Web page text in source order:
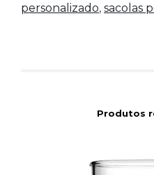
personalizado, sacolas
Produtos